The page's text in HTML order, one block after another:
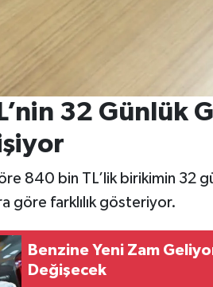
32 Günlük
840 bin TL’lik birikimin 32
göre farklılık gösteriyor.
Benzine Yeni Zam
Değişecek